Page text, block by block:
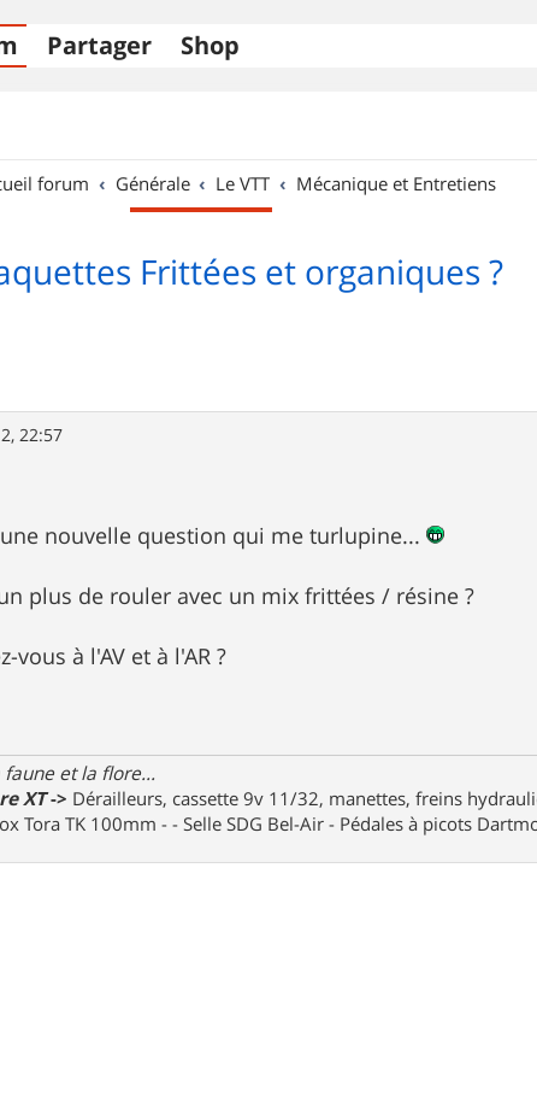
Partager Shop
forum Générale Le VTT Mécanique et Entretiens
Frittées et organiques ?
22:57
nouvelle question qui me turlupine...
plus de rouler avec un mix frittées / résine ?
vous à l'AV et à l'AR ?
faune et la flore...
XT-> Dérailleurs, cassette 9v 11/32, manettes, freins
Tora TK 100mm - - Selle SDG Bel-Air - Pédales à picots